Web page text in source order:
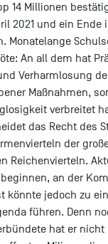
14 Millionen
2021 und ein Ende
Monatelange
An all dem hat
Verharmlosung
Maßnahmen,
verbreitet
das Recht des
der
Reichenvierteln.
an der
könnte jedoch zu
führen. Denn
hat er nicht